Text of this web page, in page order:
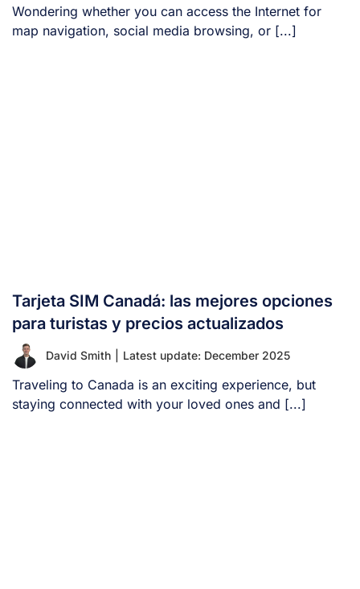
Wondering whether you can access the Internet for
map navigation, social media browsing, or [...]
Tarjeta SIM Canadá: las mejores opciones
para turistas y precios actualizados
David Smith Latest update: December 2025
Traveling to Canada is an exciting experience, but
staying connected with your loved ones and [...]